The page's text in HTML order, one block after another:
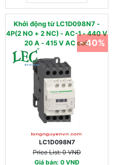
Khởi động từ LC1D098N7 -
4P(2 NO + 2 NC) - AC-1 - 440 V
20 A - 415 V AC coil
LC1D098N7
Price List: 0 VNĐ
Giá bán: 0 VNĐ
- 40%